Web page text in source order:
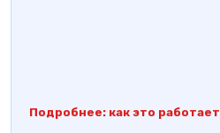
Подробнее: как это работает